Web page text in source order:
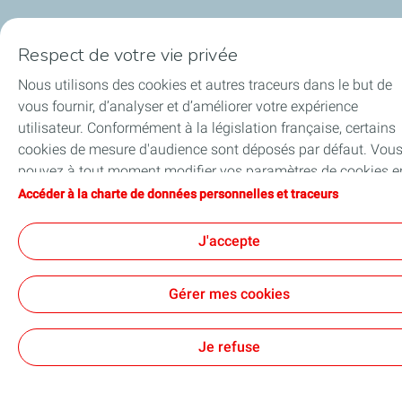
TotalEnergies 2026
Respect de votre vie privée
Nous utilisons des cookies et autres traceurs dans le but de
vous fournir, d’analyser et d’améliorer votre expérience
utilisateur. Conformément à la législation française, certains
cookies de mesure d'audience sont déposés par défaut. Vous
pouvez à tout moment modifier vos paramètres de cookies
cliquant sur le bouton « Gérer mes cookies ». En cliquant sur
cookies. Dans le cas où vous cliquez sur « Je refuse », seuls
cookies techniques nécessaires au bon fonctionnement du
seront utilisés. Pour plus d’informations, vous pouvez
la page « Charte de données personnelles et traceurs ».
Accéder à la charte de données personnelles et traceurs
J'accepte
Gérer mes cookies
Je refuse